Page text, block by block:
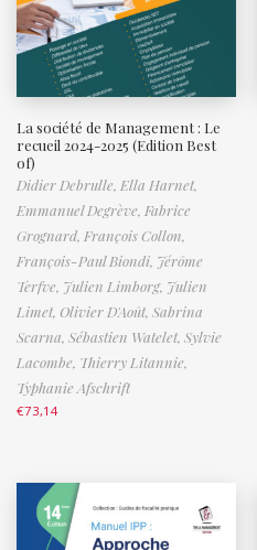
La société de Management : Le
recueil 2024-2025 (Edition Best
of)
Didier Debrulle, Ella Harnet,
Emmanuel Degrève, Fabrice
Grognard, François Collon,
François-Paul Biondi, Jérôme
Terfve, Julien Limborg, Julien
Limet, Olivier D'Août, Sabrina
Scarna, Sébastien Watelet, Sylvie
Lacombe, Thierry Litannie,
Typhanie Afschrift
€73,14